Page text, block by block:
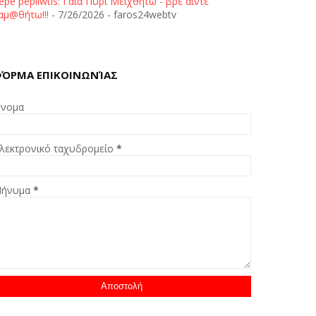
- 7/26/2026 - faros24webtv
ΕΠΙΚΟΙΝΩΝΊΑΣ
ταχυδρομείο*
*